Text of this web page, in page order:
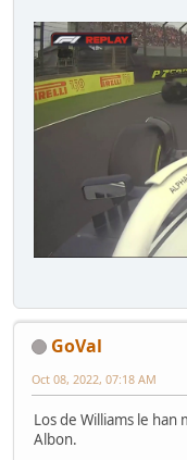
GoVal
Oct 08, 2022, 07:18 AM
Los de Williams le
Albon.